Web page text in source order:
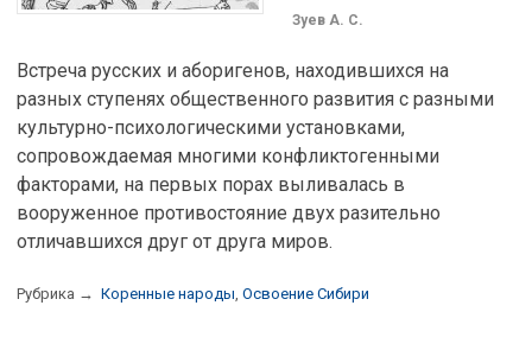
Зуев А. С.
Встреча русских и аборигенов, находившихся на
разных ступенях общественного развития с разными
культурно-психологическими установками,
сопровождаемая многими конфликтогенными
факторами, на первых порах выливалась в
вооруженное противостояние двух разительно
отличавшихся друг от друга миров.
Рубрика → Коренные народы Освоение Сибири